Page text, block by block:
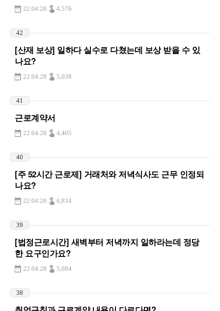
22.04.28 4,576
42
[산재 보상] 일하다 실수로 다쳤는데 보상 받을 수 있
나요?
22.04.28 5,038
41
근로계약서
22.04.28 4,405
40
[주 52시간 근로제] 거래처와 저녁식사도 근무 인정되
나요?
22.04.28 6,834
39
[법정근로시간] 새벽부터 저녁까지 일하라는데 정당
한 요구인가요?
22.04.28 5,694
38